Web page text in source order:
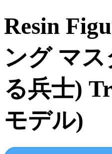
Resin
ング マ
る兵士)
モデル)